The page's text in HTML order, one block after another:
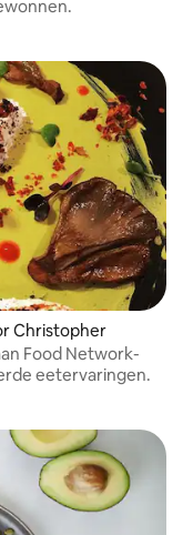
Christopher
Food Network-
eetervaringen.